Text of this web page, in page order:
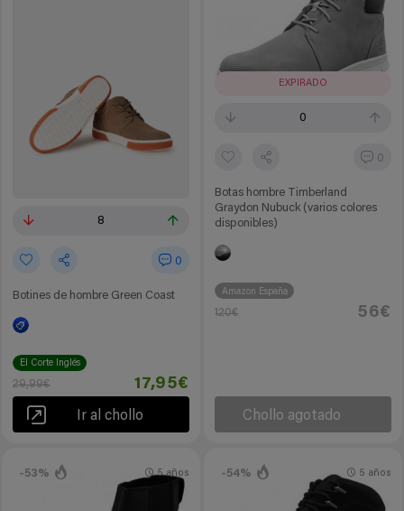
8
0
Botines de hombre Green Coast
El Corte Inglés
29,99€ 17,95€
Ir al chollo
EXPIRADO
0
0
Botas hombre Timberland
Graydon Nubuck (varios colores
disponibles)
Amazon España
120€ 56€
Chollo agotado
-53% 5 años -54% 5 años